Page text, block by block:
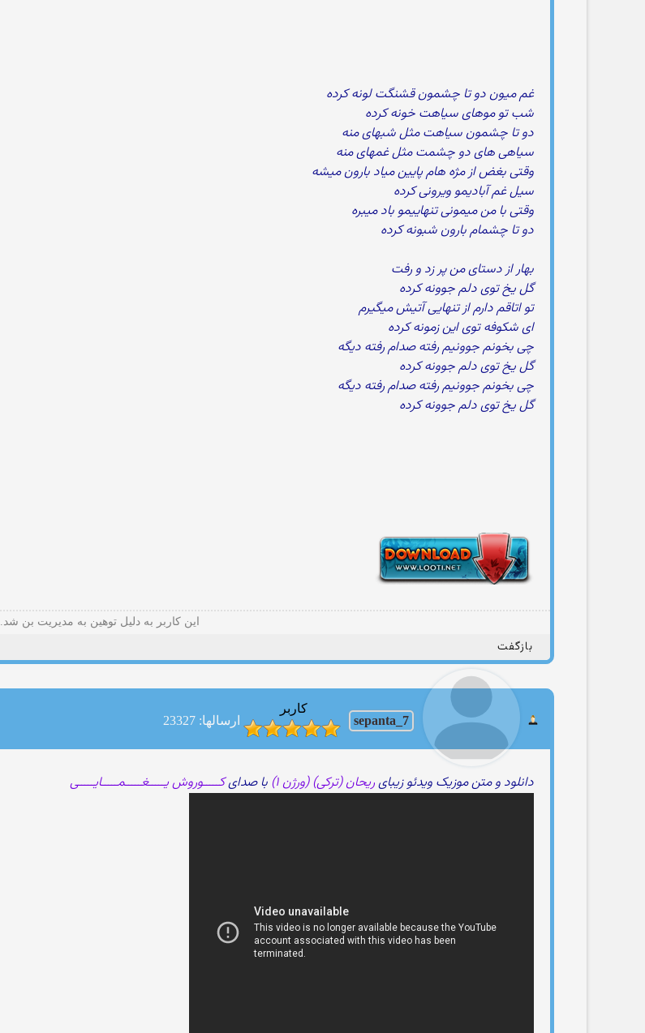
غم میون دو تا چشمون قشنگت لونه کرده
شب تو موهای سیاهت خونه کرده
دو تا چشمون سیاهت مثل شبهای منه
سیاهی های دو چشمت مثل غمهای منه
وقتی بغض از مژه هام پایین میاد بارون میشه
سیل غم آبادیمو ویرونی کرده
وقتی با من میمونی تنهاییمو باد میبره
دو تا چشمام بارون شبونه کرده
بهار از دستای من پر زد و رفت
گل یخ توی دلم جوونه کرده
تو اتاقم دارم از تنهایی آتیش میگیرم
ای شکوفه توی این زمونه کرده
چی بخونم جوونیم رفته صدام رفته دیگه
گل یخ توی دلم جوونه کرده
چی بخونم جوونیم رفته صدام رفته دیگه
گل یخ توی دلم جوونه کرده
این کاربر به دلیل توهین به مدیریت بن شد.
بازگفت
sepanta_7
کاربر
ارسالها: 23327
دانلود و متن موزیک ویدئو زیبایریحان (ترکی) (ورژن ۱) با صدایکـــــوروش یـــــغـــــمـــــایـــــی